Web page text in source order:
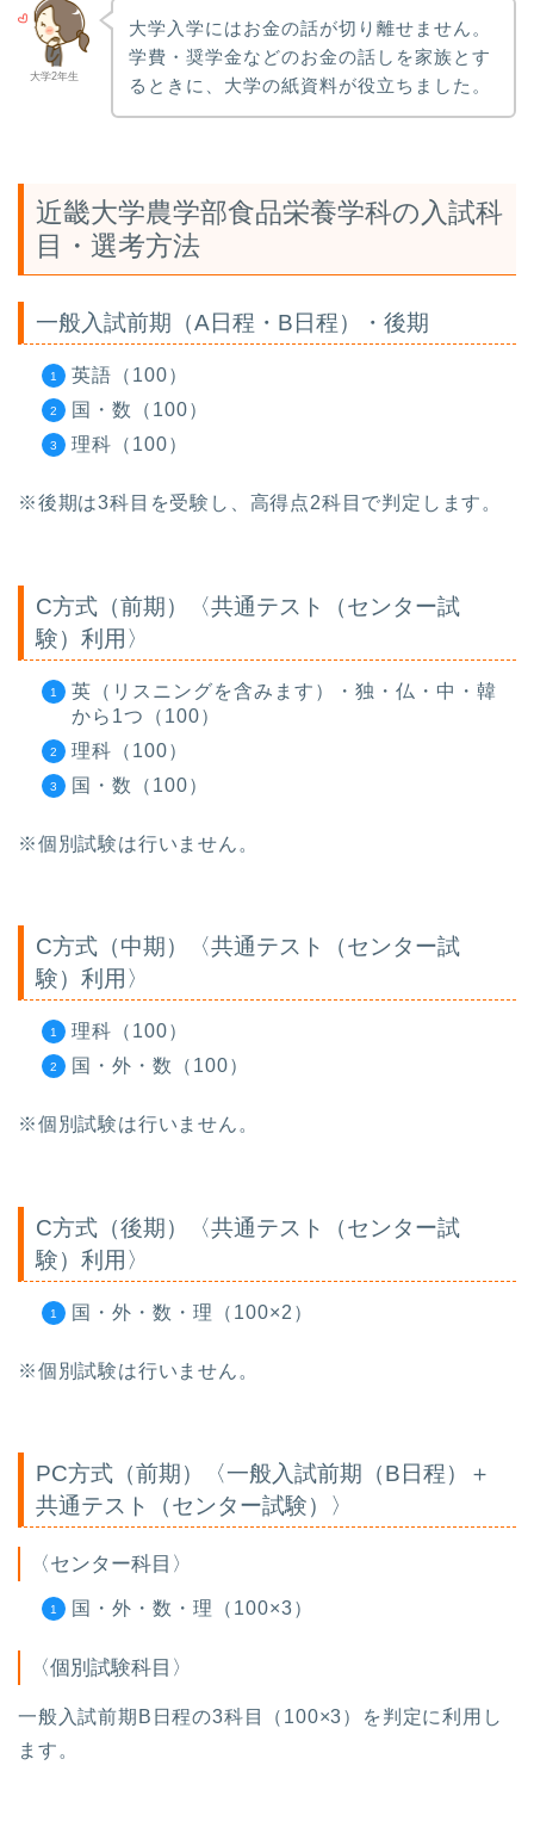
大学2年生
大学入学にはお金の話が切り離せません。
学費・奨学金などのお金の話しを家族とす
るときに、大学の紙資料が役立ちました。
近畿大学農学部食品栄養学科の入試科
目・選考方法
一般入試前期（A日程・B日程）・後期
英語（100）
国・数（100）
理科（100）
※後期は3科目を受験し、高得点2科目で判定します。
C方式（前期）〈共通テスト（センター試
験）利用〉
英（リスニングを含みます）・独・仏・中・韓
から1つ（100）
理科（100）
国・数（100）
※個別試験は行いません。
C方式（中期）〈共通テスト（センター試
験）利用〉
理科（100）
国・外・数（100）
※個別試験は行いません。
C方式（後期）〈共通テスト（センター試
験）利用〉
国・外・数・理（100×2）
※個別試験は行いません。
PC方式（前期）〈一般入試前期（B日程）＋
共通テスト（センター試験）〉
〈センター科目〉
国・外・数・理（100×3）
〈個別試験科目〉
一般入試前期B日程の3科目（100×3）を判定に利用し
ます。